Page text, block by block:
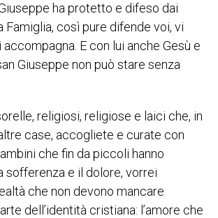
ha protetto e difeso dai
Famiglia, così pure difende voi, vi
E con lui anche Gesù e
Giuseppe non può stare senza
religiosi, religiose e laici che, in
case, accogliete e curate con
che fin da piccoli hanno
sofferenza e il dolore, vorrei
che non devono mancare
dell’identità cristiana: l’amore che